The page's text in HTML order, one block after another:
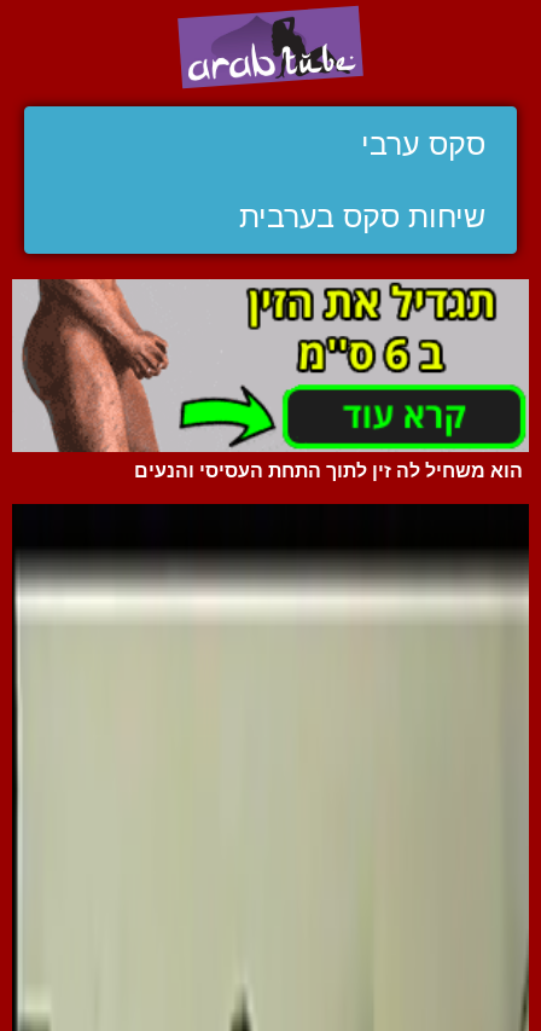
סקס ערבי
שיחות סקס בערבית
הוא משחיל לה זין לתוך התחת העסיסי והנעים